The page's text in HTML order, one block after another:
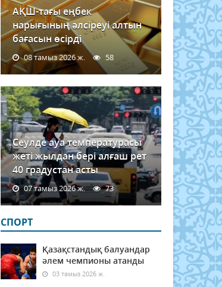
АҚШ-тағы еңбек
нарығының әлсіреуі алтын
бағасын өсірді
08 тамыз 2026 ж. 58
Сеулде ауа температурасы
жеті жылдан бері алғаш рет
40 градустан асты
07 тамыз 2026 ж. 73
СПОРТ
Қазақстандық балуандар
әлем чемпионы атанды
03 тамыз 2026 ж.